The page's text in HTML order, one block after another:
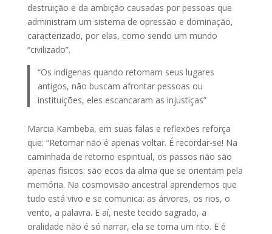
destruição e da ambição causadas por pessoas que
administram um sistema de opressão e dominação,
caracterizado, por elas, como sendo um mundo
“civilizado”.
“Os indígenas quando retomam seus lugares
antigos, não buscam afrontar pessoas ou
instituições, eles escancaram as injustiças”
Marcia Kambeba, em suas falas e reflexões reforça
que: “Retomar não é apenas voltar. É recordar-se! Na
caminhada de retorno espiritual, os passos não são
apenas físicos: são ecos da alma que se orientam pela
memória. Na cosmovisão ancestral aprendemos que
tudo está vivo e se comunica: as árvores, os rios, o
vento, a palavra. E aí, neste tecido sagrado, a
oralidade não é só narrar, ela se torna um rito. E é